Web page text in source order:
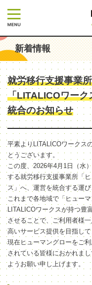
新着情報
就労移行支援事業
「LITALICOワーク
統合のお知らせ
平素よりLITALICOワークス
とうございます。
この度、2026年4月1日（水
する就労移行支援事業所「
ス」へ、運営を統合する運
これまで各地域で「ヒュー
LITALICOワークスが持つ豊
させることで、ご利用者様
高いサービス提供を目指し
現在ヒューマングローをご
されている皆様におかれま
ようお願い申し上げます。